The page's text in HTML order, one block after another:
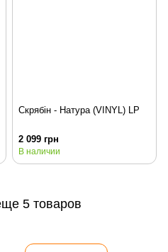
Скрябін - Натура (VINYL) LP
2 099 грн
В наличии
5 товаров